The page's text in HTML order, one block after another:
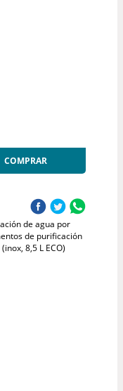
COMPRAR
de agua por
de purificación
8,5 L ECO)